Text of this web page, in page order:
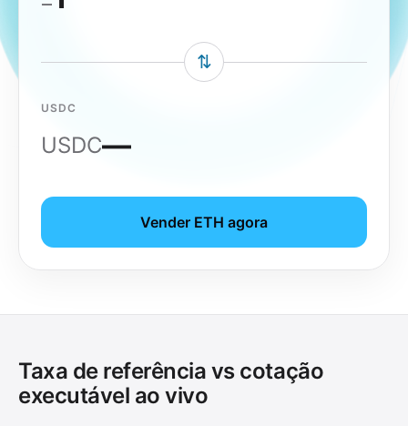
⇅
USDC
USDC—
Vender ETH agora
Taxa de referência vs cotação
executável ao vivo